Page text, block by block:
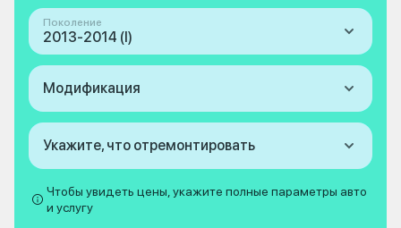
Поколение
2013-2014 (I)
Модификация
Укажите, что отремонтировать
Чтобы увидеть цены, укажите полные параметры авто
и услугу